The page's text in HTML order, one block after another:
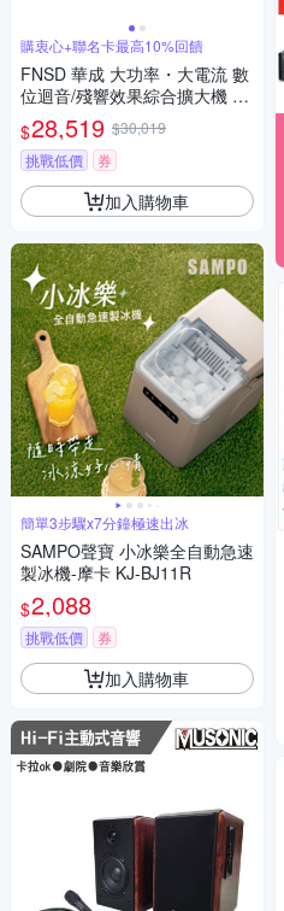
購衷心+聯名卡最高10%回饋
FNSD 華成 大功率・大電流 數
位迴音/殘響效果綜合擴大機 H
R-2501N
$28,519 $30,019
挑戰低價
券
加入購物車
簡單3步驟x7分鐘極速出冰
SAMPO聲寶 小冰樂全自動急速
製冰機-摩卡 KJ-BJ11R
$2,088
挑戰低價 券
加入購物車